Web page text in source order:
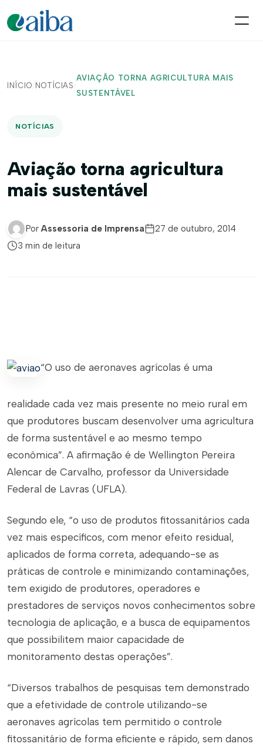
INÍCIO/ NOTÍCIAS /
AVIAÇÃO TORNA AGRICULTURA MAIS
SUSTENTÁVEL
NOTÍCIAS
Aviação torna agricultura
mais sustentável
Por Assessoria de Imprensa
27 de outubro, 2014
3 min de leitura
“O uso de aeronaves agrícolas é uma
realidade cada vez mais presente no meio rural em
que produtores buscam desenvolver uma agricultura
de forma sustentável e ao mesmo tempo
econômica”. A afirmação é de Wellington Pereira
Alencar de Carvalho, professor da Universidade
Federal de Lavras (UFLA).
Segundo ele, “o uso de produtos fitossanitários cada
vez mais específicos, com menor efeito residual,
aplicados de forma correta, adequando-se as
práticas de controle e minimizando contaminações,
tem exigido de produtores, operadores e
prestadores de serviços novos conhecimentos sobre
tecnologia de aplicação, e a busca de equipamentos
que possibilitem maior capacidade de
monitoramento destas operações”.
“Diversos trabalhos de pesquisas tem demonstrado
que a efetividade de controle utilizando-se
aeronaves agrícolas tem permitido o controle
fitossanitário de forma eficiente e rápido, sem danos